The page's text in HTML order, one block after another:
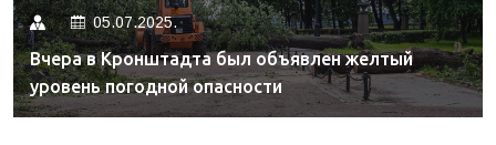
05.07.2025.
Вчера в Кронштадта был объявлен желтый
уровень погодной опасности